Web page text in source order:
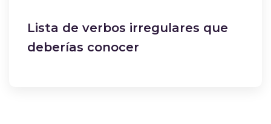
Lista de verbos irregulares que
deberías conocer